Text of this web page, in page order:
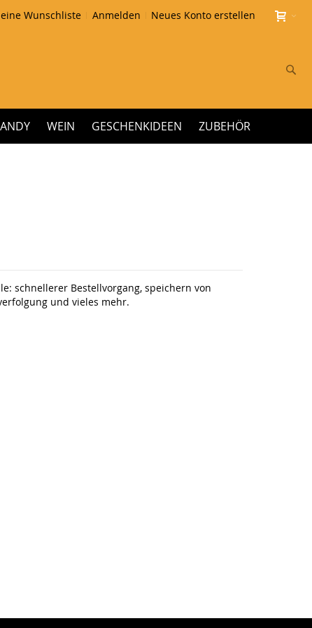
Wunschliste Anmelden Neues Konto erstellen
WEIN GESCHENKIDEEN ZUBEHÖR
schnellerer Bestellvorgang, speichern von
und vieles mehr.